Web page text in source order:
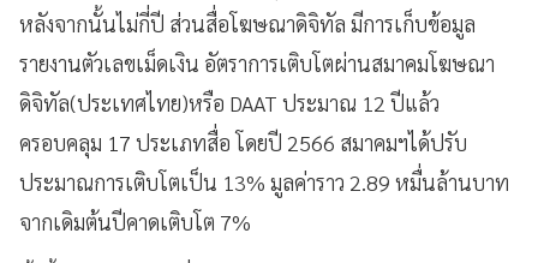
หลังจากนั้นไม่กี่ปี ส่วนสื่อโฆษณาดิจิทัล มีการเก็บข้อมูล
รายงานตัวเลขเม็ดเงิน อัตราการเติบโตผ่านสมาคมโฆษณา
ดิจิทัล(ประเทศไทย)หรือ DAAT ประมาณ 12 ปีแล้ว
ครอบคลุม 17 ประเภทสื่อ โดยปี 2566 สมาคมฯได้ปรับ
ประมาณการเติบโตเป็น 13% มูลค่าราว 2.89 หมื่นล้านบาท
จากเดิมต้นปีคาดเติบโต 7%